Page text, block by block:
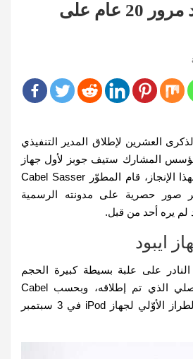
صور جديدة بعد مرور 20 عام على
23 أكتوبر الذكرى العشرين لإطلاق المدير التنفيذي
المشارك ستيف جوبز لأول جهاز
ايبود (iPod). للاحتفال بهذا الإنجاز، قام المطوّر Cabel Sasser
صور حصرية على مدونته الرسمية
لم يره أحد من قبل.
ايبود
النادر على علبة بسيطة كبيرة الحجم
مقارنة بجهاز iPod الأصلي الذي تم إطلاقه، وبحسب Cabel
Sasser، تم إنتاج هذا الطراز الأوّلي لجهاز iPod في 3 سبتمبر